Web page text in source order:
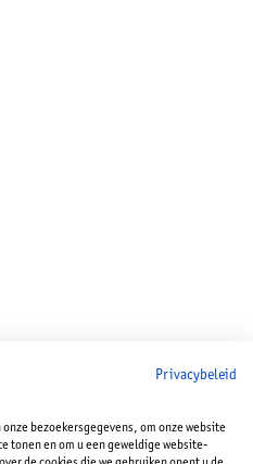
Privacybeleid
bezoekersgegevens, om onze website
tonen en om u een geweldige website-